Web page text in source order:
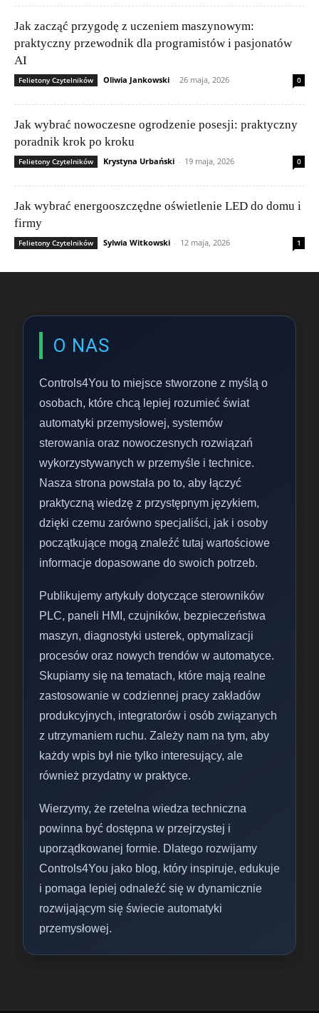
Jak zacząć przygodę z uczeniem maszynowym:
praktyczny przewodnik dla programistów i pasjonatów
AI
Felietony Czytelników Oliwia Jankowski - 26 maja, 2026 0
Jak wybrać nowoczesne ogrodzenie posesji: praktyczny
poradnik krok po kroku
Felietony Czytelników Krystyna Urbański - 19 maja, 2026 0
Jak wybrać energooszczędne oświetlenie LED do domu i
firmy
Felietony Czytelników Sylwia Witkowski - 12 maja, 2026 1
O NAS
Controls4You to miejsce stworzone z myślą o
osobach, które chcą lepiej rozumieć świat
automatyki przemysłowej, systemów
sterowania oraz nowoczesnych rozwiązań
wykorzystywanych w przemyśle i technice.
Nasza strona powstała po to, aby łączyć
praktyczną wiedzę z przystępnym językiem,
dzięki czemu zarówno specjaliści, jak i osoby
początkujące mogą znaleźć tutaj wartościowe
informacje dopasowane do swoich potrzeb.
Publikujemy artykuły dotyczące sterowników
PLC, paneli HMI, czujników, bezpieczeństwa
maszyn, diagnostyki usterek, optymalizacji
procesów oraz nowych trendów w automatyce.
Skupiamy się na tematach, które mają realne
zastosowanie w codziennej pracy zakładów
produkcyjnych, integratorów i osób związanych
z utrzymaniem ruchu. Zależy nam na tym, aby
każdy wpis był nie tylko interesujący, ale
również przydatny w praktyce.
Wierzymy, że rzetelna wiedza techniczna
powinna być dostępna w przejrzystej i
uporządkowanej formie. Dlatego rozwijamy
Controls4You jako blog, który inspiruje, edukuje
i pomaga lepiej odnaleźć się w dynamicznie
rozwijającym się świecie automatyki
przemysłowej.